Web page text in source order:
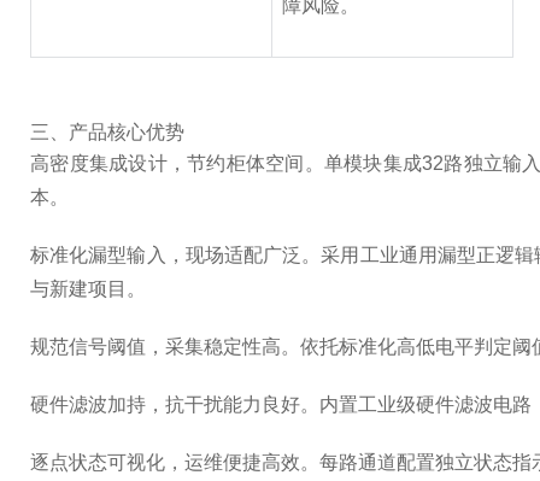
障风险。
三、产品核心优势
高密度集成设计，节约柜体空间。单模块集成32路独立输
本。
标准化漏型输入，现场适配广泛。采用工业通用漏型正逻
与新建项目。
规范信号阈值，采集稳定性高。依托标准化高低电平判定
硬件滤波加持，抗干扰能力良好。内置工业级硬件滤波电
逐点状态可视化，运维便捷高效。每路通道配置独立状态